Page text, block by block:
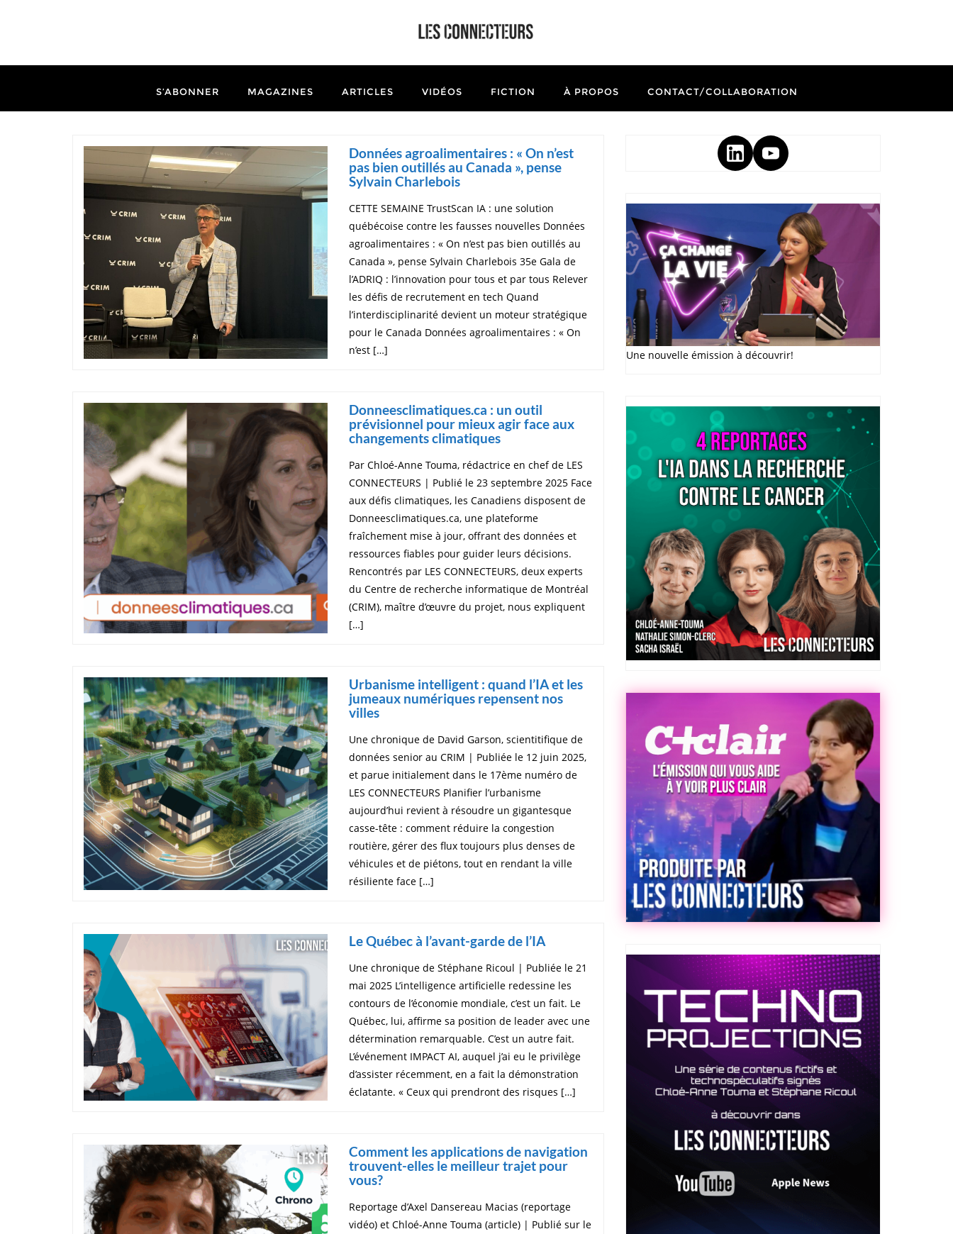
S’ABONNER MAGAZINES ARTICLES VIDÉOS FICTION À PROPOS CONTACT/COLLABORATION
Données agroalimentaires : « On n’est
pas bien outillés au Canada », pense
Sylvain Charlebois
CETTE SEMAINE TrustScan IA : une solution
québécoise contre les fausses nouvelles Données
agroalimentaires : « On n’est pas bien outillés au
Canada », pense Sylvain Charlebois 35e Gala de
l’ADRIQ : l’innovation pour tous et par tous Relever
les défis de recrutement en tech Quand
l’interdisciplinarité devient un moteur stratégique
pour le Canada Données agroalimentaires : « On
n’est […]
Donneesclimatiques.ca : un outil
prévisionnel pour mieux agir face aux
changements climatiques
Par Chloé-Anne Touma, rédactrice en chef de LES
CONNECTEURS | Publié le 23 septembre 2025 Face
aux défis climatiques, les Canadiens disposent de
Donneesclimatiques.ca, une plateforme
fraîchement mise à jour, offrant des données et
ressources fiables pour guider leurs décisions.
Rencontrés par LES CONNECTEURS, deux experts
du Centre de recherche informatique de Montréal
(CRIM), maître d’œuvre du projet, nous expliquent
[…]
Urbanisme intelligent : quand l’IA et les
jumeaux numériques repensent nos
villes
Une chronique de David Garson, scientitifique de
données senior au CRIM | Publiée le 12 juin 2025,
et parue initialement dans le 17ème numéro de
LES CONNECTEURS Planifier l’urbanisme
aujourd’hui revient à résoudre un gigantesque
casse-tête : comment réduire la congestion
routière, gérer des flux toujours plus denses de
véhicules et de piétons, tout en rendant la ville
résiliente face […]
Le Québec à l’avant-garde de l’IA
Une chronique de Stéphane Ricoul | Publiée le 21
mai 2025 L’intelligence artificielle redessine les
contours de l’économie mondiale, c’est un fait. Le
Québec, lui, affirme sa position de leader avec une
détermination remarquable. C’est un autre fait.
L’événement IMPACT AI, auquel j’ai eu le privilège
d’assister récemment, en a fait la démonstration
éclatante. « Ceux qui prendront des risques […]
Comment les applications de navigation
trouvent-elles le meilleur trajet pour
vous?
Reportage d’Axel Dansereau Macias (reportage
vidéo) et Chloé-Anne Touma (article) | Publié sur le
Une nouvelle émission à découvrir!